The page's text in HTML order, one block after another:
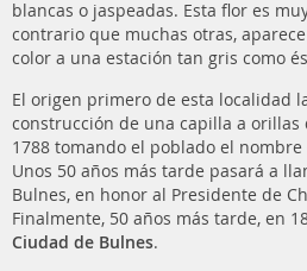
blancas o jaspeadas. Esta flor es
contrario que muchas otras,
color a una estación tan gris como
El origen primero de esta localidad
construcción de una capilla a
1788 tomando el poblado el
Unos 50 años más tarde pasará a
Bulnes, en honor al Presidente de
Finalmente, 50 años más tarde, en
Ciudad de Bulnes.